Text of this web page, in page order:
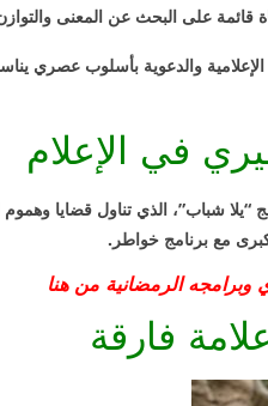
قائمة على البحث عن المعنى
الإعلامية والدعوية بأسلوب عصري
في الإعلام
“يلا شباب”، الذي تناول قضايا
مع برنامج خواطر.
الرمضانية من هنا
فارقة